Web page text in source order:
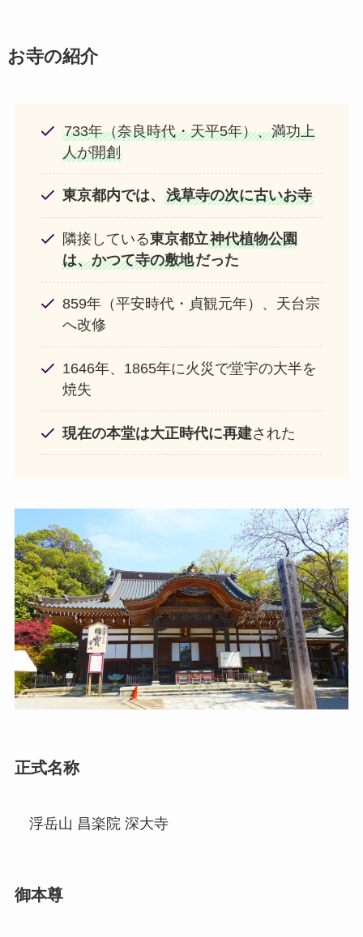
お寺の紹介
733年（奈良時代・天平5年）、満功上
人が開創
東京都内では、浅草寺の次に古いお寺
隣接している東京都立神代植物公園
は、かつて寺の敷地だった
859年（平安時代・貞観元年）、天台宗
へ改修
1646年、1865年に火災で堂宇の大半を
焼失
現在の本堂は大正時代に再建された
正式名称
浮岳山 昌楽院 深大寺
御本尊